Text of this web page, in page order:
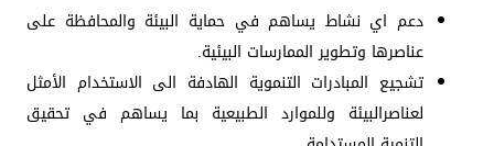
دعم اي نشاط يساهم في حماية البيئة والمحافظة على
عناصرها وتطوير الممارسات البيئية.
تشجيع المبادرات التنموية الهادفة الى الاستخدام الأمثل
لعناصرالبيئة وللموارد الطبيعية بما يساهم في تحقيق